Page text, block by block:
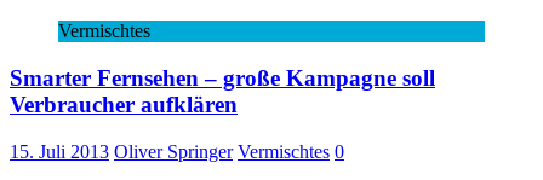
Vermischtes
Smarter Fernsehen – große Kampagne soll
Verbraucher aufklären
15. Juli 2013 Oliver Springer Vermischtes 0